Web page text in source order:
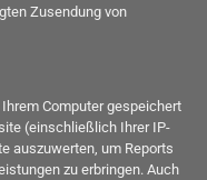
Zusendung von
Computer gespeichert
(einschließlich Ihrer IP-
auszuwerten, um Reports
zu erbringen. Auch